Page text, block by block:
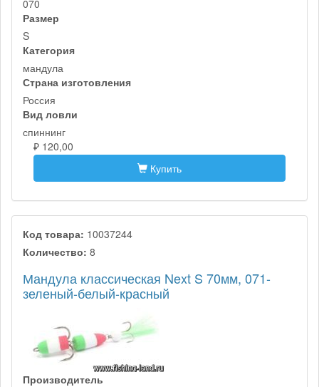
070
Размер
S
Категория
мандула
Страна изготовления
Россия
Вид ловли
спиннинг
₽ 120,00
Купить
Код товара: 10037244
Количество: 8
Мандула классическая Next S 70мм, 071-
зеленый-белый-красный
Производитель